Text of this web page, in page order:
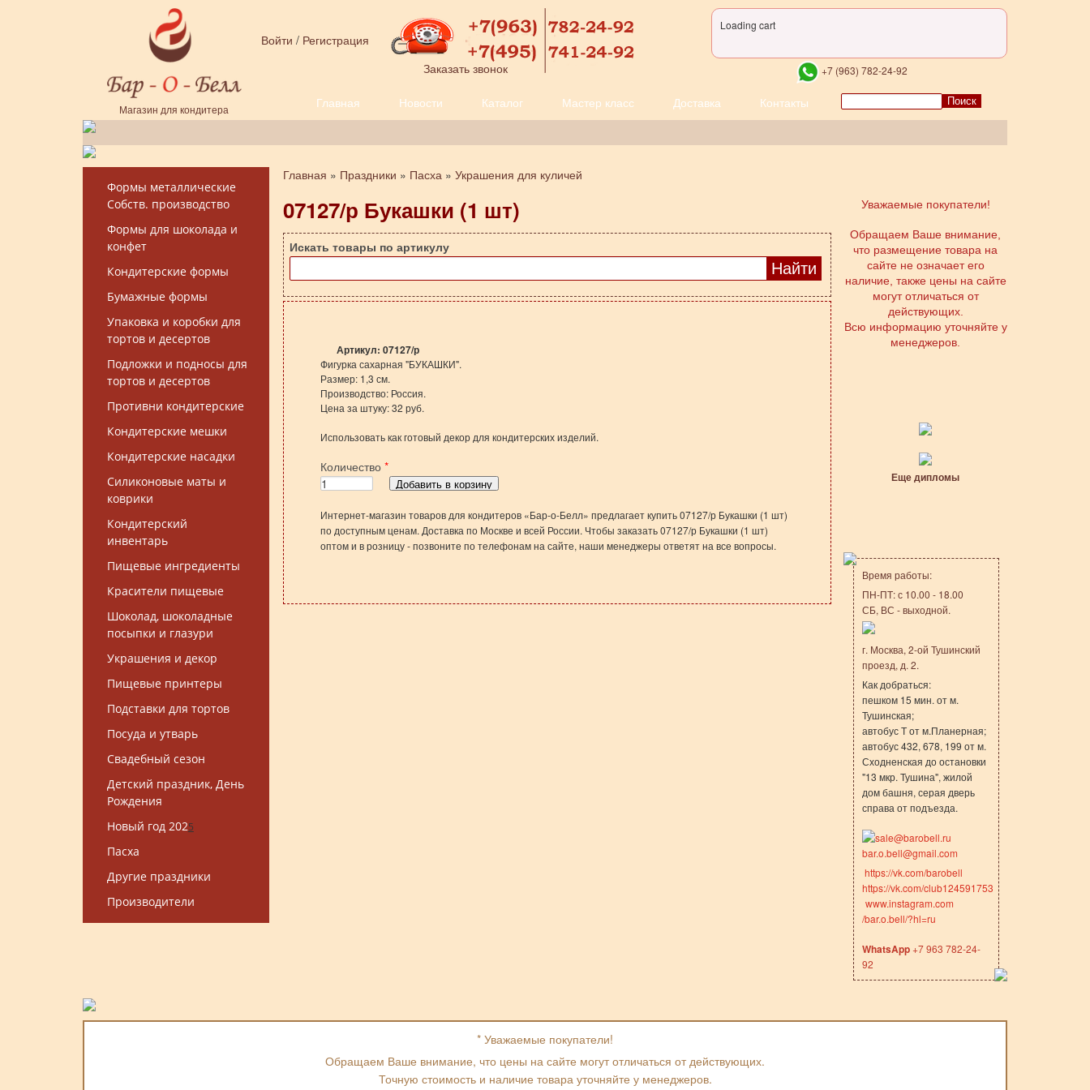
Перейти к основному содержанию
Магазин для кондитера
Войти / Регистрация
Заказать звонок
Loading cart
+7 (963) 782-24-92
Главная Новости Каталог Мастер класс Доставка Контакты
Форма поиска
Поиск
Формы металлические
Собств. производство
Формы для шоколада и
конфет
Кондитерские формы
Бумажные формы
Упаковка и коробки для
тортов и десертов
Подложки и подносы для
тортов и десертов
Противни кондитерские
Кондитерские мешки
Кондитерские насадки
Силиконовые маты и
коврики
Кондитерский
инвентарь
Пищевые ингредиенты
Красители пищевые
Шоколад, шоколадные
посыпки и глазури
Украшения и декор
Пищевые принтеры
Подставки для тортов
Посуда и утварь
Свадебный сезон
Детский праздник, День
Рождения
Новый год 2025
Пасха
Другие праздники
Производители
Вы здесь
Главная » Праздники » Пасха » Украшения для куличей
07127/р Букашки (1 шт)
Искать товары по артикулу
Артикул: 07127/р
Фигурка сахарная "БУКАШКИ".
Размер: 1,3 см.
Производство: Россия.
Цена за штуку: 32 руб.
Использовать как готовый декор для кондитерских изделий.
Количество *
Интернет-магазин товаров для кондитеров «Бар-о-Белл» предлагает купить 07127/р Букашки (1 шт)
по доступным ценам. Доставка по Москве и всей России. Чтобы заказать 07127/р Букашки (1 шт)
оптом и в розницу - позвоните по телефонам на сайте, наши менеджеры ответят на все вопросы.
Уважаемые покупатели!
Обращаем Ваше внимание,
что размещение товара на
сайте не означает его
наличие, также цены на сайте
могут отличаться от
действующих.
Всю информацию уточняйте у
менеджеров.
Еще дипломы
Время работы:
ПН-ПТ: с 10.00 - 18.00
СБ, ВС - выходной.
г. Москва, 2-ой Тушинский
проезд, д. 2.
Как добраться:
пешком 15 мин. от м.
Тушинская;
автобус Т от м.Планерная;
автобус 432, 678, 199 от м.
Сходненская до остановки
"13 мкр. Тушина", жилой
дом башня, серая дверь
справа от подъезда.
sale@barobell.ru
bar.o.bell@gmail.com
https://vk.com/barobell
https://vk.com/club124591753
www.instagram.com
/bar.o.bell/?hl=ru
WhatsApp+7 963 782-24-
92
* Уважаемые покупатели!
Обращаем Ваше внимание, что цены на сайте могут отличаться от действующих.
Точную стоимость и наличие товара уточняйте у менеджеров.